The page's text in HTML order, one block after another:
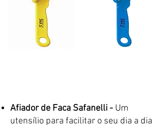
Afiador de Faca Safanelli - Um
utensílio para facilitar o seu dia a dia